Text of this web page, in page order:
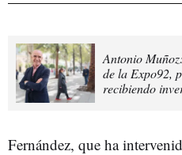
Antonio
de la Expo92,
recibiendo
Fernández, que ha